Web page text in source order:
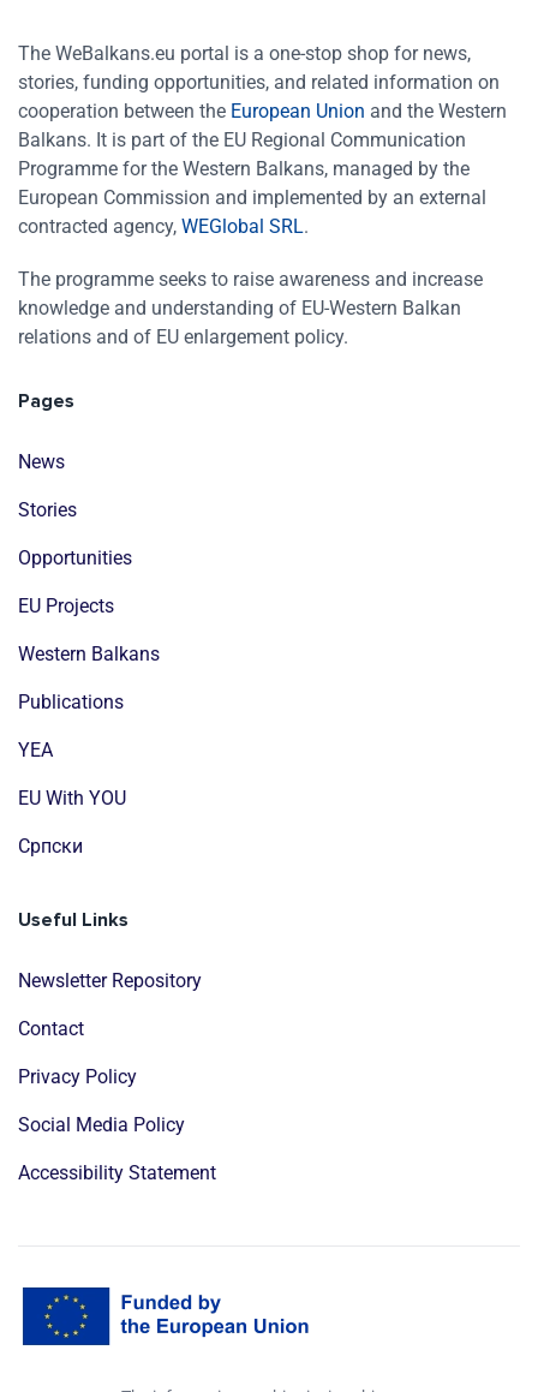
The WeBalkans.eu portal is a one-stop shop for news,
stories, funding opportunities, and related information on
cooperation between the European Union and the Western
Balkans. It is part of the EU Regional Communication
Programme for the Western Balkans, managed by the
European Commission and implemented by an external
contracted agency, WEGlobal SRL.
The programme seeks to raise awareness and increase
knowledge and understanding of EU-Western Balkan
relations and of EU enlargement policy.
Pages
News
Stories
Opportunities
EU Projects
Western Balkans
Publications
YEA
EU With YOU
Cрпски
Useful Links
Newsletter Repository
Contact
Privacy Policy
Social Media Policy
Accessibility Statement